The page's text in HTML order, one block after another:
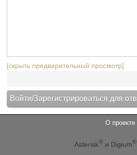
[скрыть предварительный просмотр]
О проекте
Asterisk® и Digium®